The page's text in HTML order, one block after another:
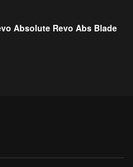
Absolute Revo Abs Blade